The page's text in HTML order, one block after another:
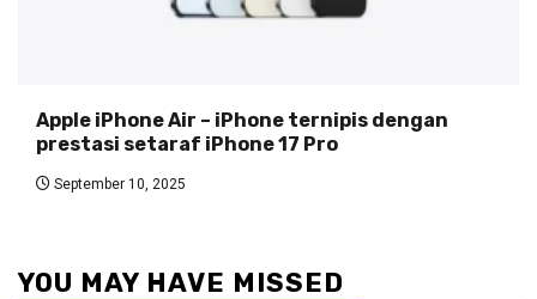
Apple iPhone Air – iPhone ternipis dengan
prestasi setaraf iPhone 17 Pro
September 10, 2025
YOU MAY HAVE MISSED